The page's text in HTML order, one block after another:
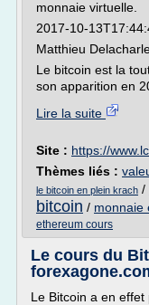
monnaie virtuelle.
2017-10-
Matthieu
Le bitcoin est la
son apparition en
Lire la suite
Site : https://
Thèmes liés :
le bitcoin en plein krach /
bitcoin / monnaie
ethereum cours
Le cours du
Le Bitcoin a en